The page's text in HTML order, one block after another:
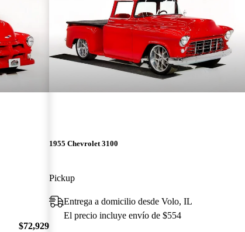
$72,929
1955 Chevrolet 3100
Pickup
Entrega a domicilio desde Volo, IL
El precio incluye envío de $554